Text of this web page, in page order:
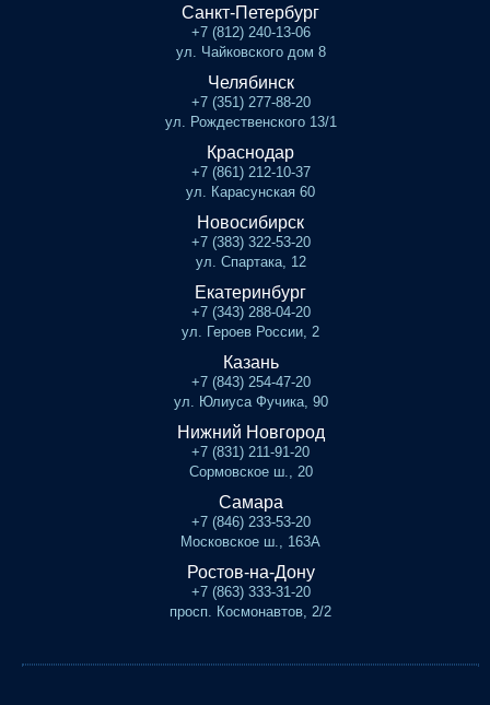
Санкт-Петербург
+7 (812) 240-13-06
ул. Чайковского дом 8
Челябинск
+7 (351) 277-88-20
ул. Рождественского 13/1
Краснодар
+7 (861) 212-10-37
ул. Карасунская 60
Новосибирск
+7 (383) 322-53-20
ул. Спартака, 12
Екатеринбург
+7 (343) 288-04-20
ул. Героев России, 2
Казань
+7 (843) 254-47-20
ул. Юлиуса Фучика, 90
Нижний Новгород
+7 (831) 211-91-20
Сормовское ш., 20
Самара
+7 (846) 233-53-20
Московское ш., 163А
Ростов-на-Дону
+7 (863) 333-31-20
просп. Космонавтов, 2/2